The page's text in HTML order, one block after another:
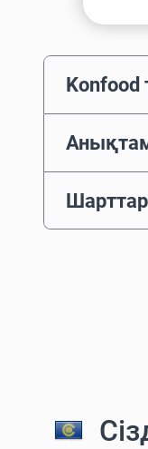
Konfood